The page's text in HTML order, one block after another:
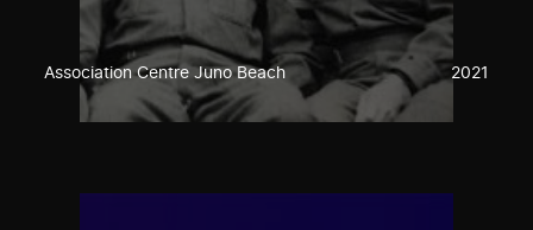
Association Centre Juno Beach 2021